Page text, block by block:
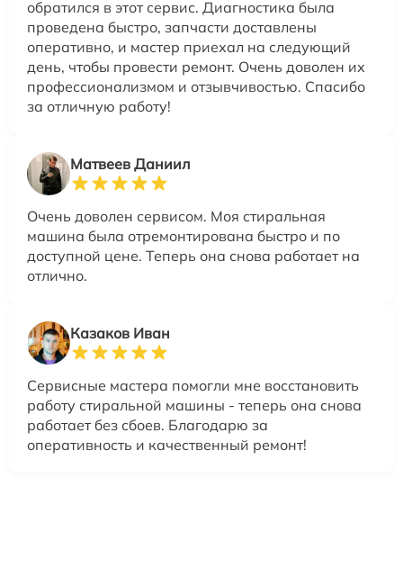
обратился в этот сервис. Диагностика была
проведена быстро, запчасти доставлены
оперативно, и мастер приехал на следующий
день, чтобы провести ремонт. Очень доволен их
профессионализмом и отзывчивостью. Спасибо
за отличную работу!
Матвеев Даниил
Очень доволен сервисом. Моя стиральная
машина была отремонтирована быстро и по
доступной цене. Теперь она снова работает на
отлично.
Казаков Иван
Сервисные мастера помогли мне восстановить
работу стиральной машины - теперь она снова
работает без сбоев. Благодарю за
оперативность и качественный ремонт!